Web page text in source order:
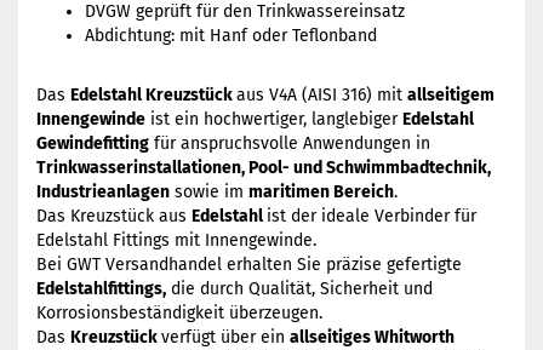
DVGW geprüft für den Trinkwassereinsatz
Abdichtung: mit Hanf oder Teflonband
Das Edelstahl Kreuzstückaus V4A (AISI 316) mit allseitigem
Innengewinde ist ein hochwertiger, langlebigerEdelstahl
Gewindefitting für anspruchsvolle Anwendungen in
Trinkwasserinstallationen, Pool- und Schwimmbadtechnik,
Industrieanlagen sowie im maritimen Bereich.
Das Kreuzstück aus Edelstahl ist der ideale Verbinder für
Edelstahl Fittings mit Innengewinde.
Bei GWT Versandhandel erhalten Sie präzise gefertigte
Edelstahlfittings, die durch Qualität, Sicherheit und
Korrosionsbeständigkeit überzeugen.
Das Kreuzstückverfügt über ein allseitiges Whitworth